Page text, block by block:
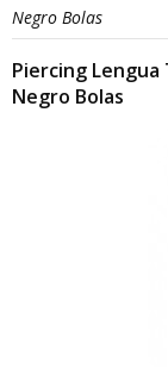
Negro Bolas
Piercing Lengua
Negro Bolas